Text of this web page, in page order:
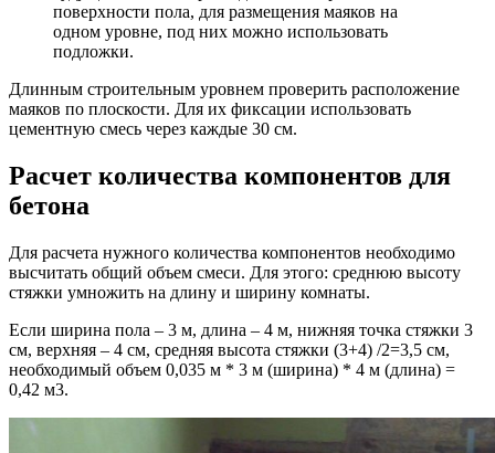
поверхности пола, для размещения маяков на
одном уровне, под них можно использовать
подложки.
Длинным строительным уровнем проверить расположение
маяков по плоскости. Для их фиксации использовать
цементную смесь через каждые 30 см.
Расчет количества компонентов для
бетона
Для расчета нужного количества компонентов необходимо
высчитать общий объем смеси. Для этого: среднюю высоту
стяжки умножить на длину и ширину комнаты.
Если ширина пола – 3 м, длина – 4 м, нижняя точка стяжки 3
см, верхняя – 4 см, средняя высота стяжки (3+4) /2=3,5 см,
необходимый объем 0,035 м * 3 м (ширина) * 4 м (длина) =
0,42 м3.